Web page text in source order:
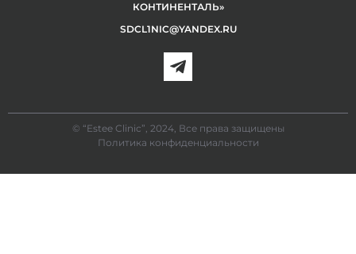
КОНТИНЕНТАЛЬ»
SDCL1NIC@YANDEX.RU
© “Estee Clinic”, 2024, Все права защищены
Политика конфиденциальности